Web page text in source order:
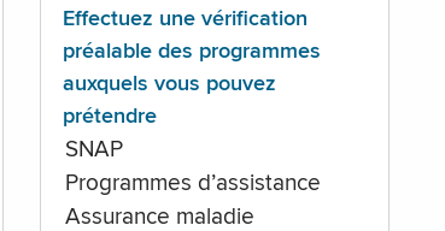
Effectuez une vérification
préalable des programmes
auxquels vous pouvez
prétendre
SNAP
Programmes d’assistance
Assurance maladie